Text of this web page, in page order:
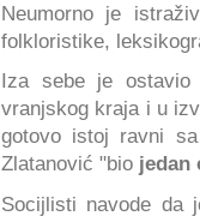
Neumorno je
folkloristike,
Iza sebe je ostavio
vranjskog kraja i u
gotovo istoj ravni
Zlatanović "bio jedan
Socijlisti navode da